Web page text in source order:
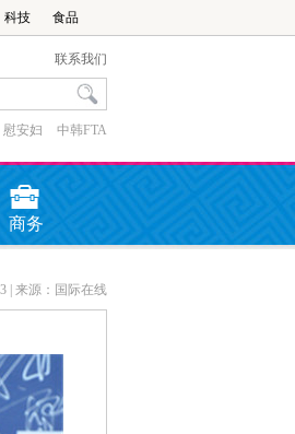
科技 食品
联系我们
慰安妇 中韩FTA
商务
| 来源：国际在线